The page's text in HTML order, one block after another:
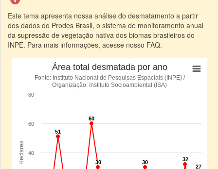
Este tema apresenta nossa análise do desmatamento a partir
dos dados do Prodes Brasil, o sistema de monitoramento anual
da supressão de vegetação nativa dos biomas brasileiros do
INPE. Para mais informações, acesse nosso FAQ.